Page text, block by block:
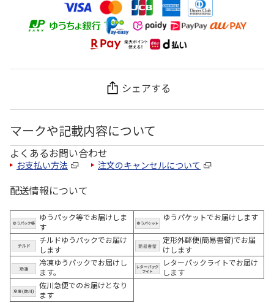
シェアする
マークや記載内容について
よくあるお問い合わせ
お支払い方法 注文のキャンセルについて
配送情報について
ゆうパック等でお届けしま
す
ゆうパケットでお届けします
チルドゆうパックでお届け
します
定形外郵便(簡易書留)でお届
けします
冷凍ゆうパックでお届けし
ます。
レターパックライトでお届け
します
佐川急便でのお届けとなり
ます